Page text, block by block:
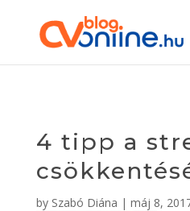
4 tipp a
by Szabó Diána | máj 8,